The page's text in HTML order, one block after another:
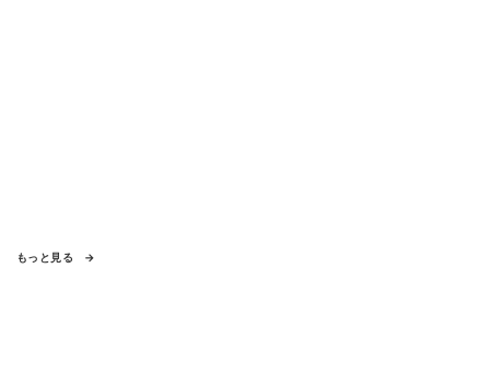
もっと見る